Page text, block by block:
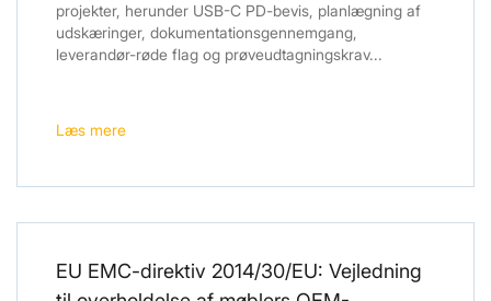
projekter, herunder USB-C PD-bevis, planlægning af
udskæringer, dokumentationsgennemgang,
leverandør-røde flag og prøveudtagningskrav...
Læs mere
EU EMC-direktiv 2014/30/EU: Vejledning